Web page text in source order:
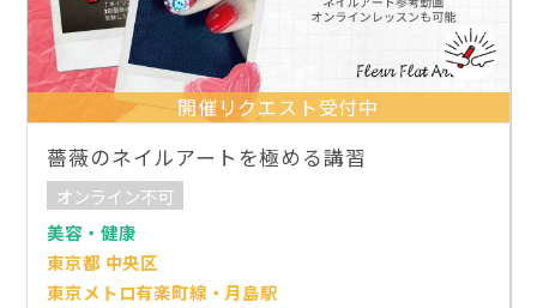
開催リクエスト受付中
薔薇のネイルアートを極める講習
オンライン不可
美容・健康
東京都 中央区
東京メトロ有楽町線・月島駅